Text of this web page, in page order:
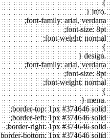
}
.info {
font-family: arial, verdana;
font-size: 8pt;
font-weight: normal;
}
.design {
font-family: arial, verdana;
font-size: 8pt;
font-weight: normal;
}
.menu {
border-top: 1px #374646 solid;
border-left: 1px #374646 solid;
border-right: 1px #374646 solid;
border-bottom: 1px #374646 solid;